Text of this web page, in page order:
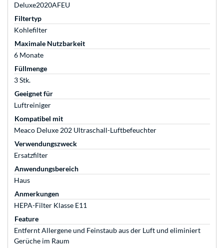
Deluxe2020AFEU
Filtertyp
Kohlefilter
Maximale Nutzbarkeit
6 Monate
Füllmenge
3 Stk.
Geeignet für
Luftreiniger
Kompatibel mit
Meaco Deluxe 202 Ultraschall-Luftbefeuchter
Verwendungszweck
Ersatzfilter
Anwendungsbereich
Haus
Anmerkungen
HEPA-Filter Klasse E11
Feature
Entfernt Allergene und Feinstaub aus der Luft und eliminiert
Gerüche im Raum